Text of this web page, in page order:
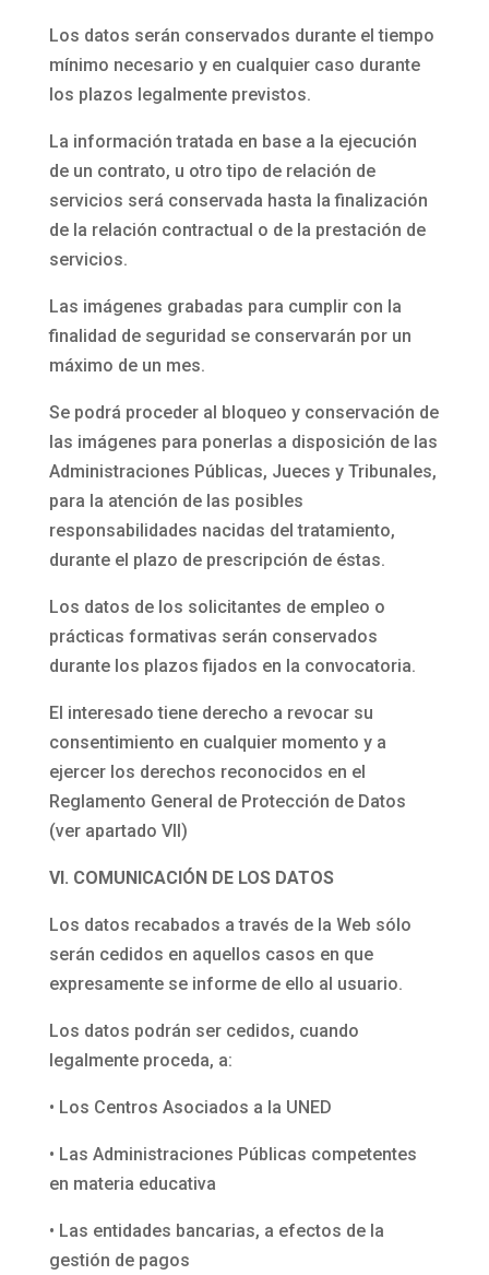
Los datos serán conservados durante el tiempo
mínimo necesario y en cualquier caso durante
los plazos legalmente previstos.
La información tratada en base a la ejecución
de un contrato, u otro tipo de relación de
servicios será conservada hasta la finalización
de la relación contractual o de la prestación de
servicios.
Las imágenes grabadas para cumplir con la
finalidad de seguridad se conservarán por un
máximo de un mes.
Se podrá proceder al bloqueo y conservación de
las imágenes para ponerlas a disposición de las
Administraciones Públicas, Jueces y Tribunales,
para la atención de las posibles
responsabilidades nacidas del tratamiento,
durante el plazo de prescripción de éstas.
Los datos de los solicitantes de empleo o
prácticas formativas serán conservados
durante los plazos fijados en la convocatoria.
El interesado tiene derecho a revocar su
consentimiento en cualquier momento y a
ejercer los derechos reconocidos en el
Reglamento General de Protección de Datos
(ver apartado VII)
VI. COMUNICACIÓN DE LOS DATOS
Los datos recabados a través de la Web sólo
serán cedidos en aquellos casos en que
expresamente se informe de ello al usuario.
Los datos podrán ser cedidos, cuando
legalmente proceda, a:
• Los Centros Asociados a la UNED
• Las Administraciones Públicas competentes
en materia educativa
• Las entidades bancarias, a efectos de la
gestión de pagos